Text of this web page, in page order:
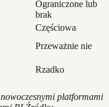
Ograniczone lub
brak
Częściowa
Przeważnie nie
Rzadko
platformami